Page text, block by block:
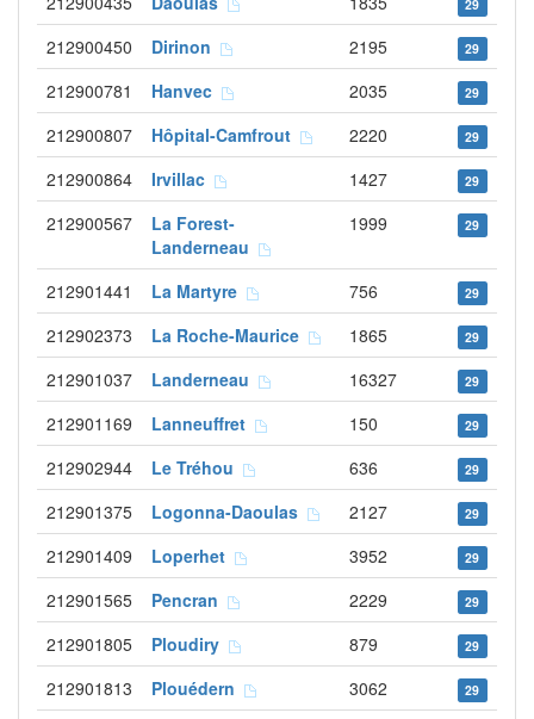
29
212900450 Dirinon 2195 29
212900781 Hanvec 2035 29
212900807 Hôpital-Camfrout 2220 29
212900864 Irvillac 1427 29
212900567
La Forest-
Landerneau
1999 29
212901441 La Martyre 756 29
212902373 La Roche-Maurice 1865 29
212901037 Landerneau 16327 29
212901169 Lanneuffret 150 29
212902944 Le Tréhou 636 29
212901375 Logonna-Daoulas 2127 29
212901409 Loperhet 3952 29
212901565 Pencran 2229 29
212901805 Ploudiry 879 29
212901813 Plouédern 3062 29